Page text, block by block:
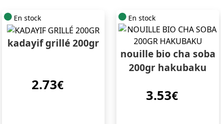
En stock
kadayif grillé 200gr
2.73€
En stock
nouille bio cha soba
200gr hakubaku
3.53€